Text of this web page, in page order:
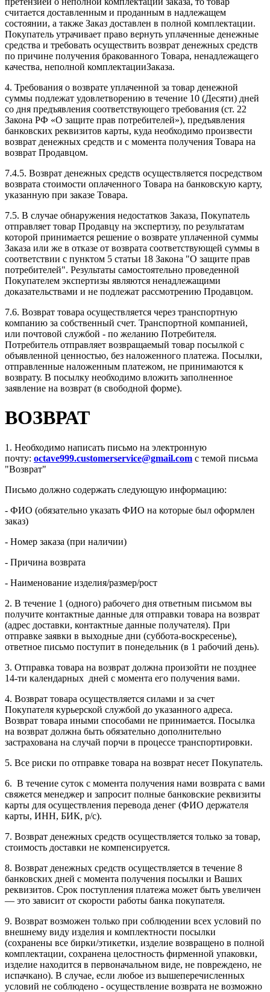
считается доставленным и проданным в надлежащем
состоянии, а также Заказ доставлен в полной комплектации.
Покупатель утрачивает право вернуть уплаченные денежные
средства и требовать осуществить возврат денежных средств
по причине получения бракованного Товара, ненадлежащего
качества, неполной комплектацииЗаказа.
4. Требования о возврате уплаченной за товар денежной
суммы подлежат удовлетворению в течение 10 (Десяти) дней
со дня предъявления соответствующего требования (ст. 22
Закона РФ «О защите прав потребителей»), предъявления
банковских реквизитов карты, куда необходимо произвести
возврат денежных средств и с момента получения Товара на
возврат Продавцом.
7.4.5. Возврат денежных средств осуществляется посредством
возврата стоимости оплаченного Товара на банковскую карту,
указанную при заказе Товара.
7.5. В случае обнаружения недостатков Заказа, Покупатель
отправляет товар Продавцу на экспертизу, по результатам
которой принимается решение о возврате уплаченной суммы
Заказа или же в отказе от возврата соответствующей суммы в
соответствии с пунктом 5 статьи 18 Закона "О защите прав
потребителей". Результаты самостоятельно проведенной
Покупателем экспертизы являются ненадлежащими
доказательствами и не подлежат рассмотрению Продавцом.
7.6. Возврат товара осуществляется через транспортную
компанию за собственный счет. Транспортной компанией,
или почтовой службой - по желанию Потребителя.
Потребитель отправляет возвращаемый товар посылкой с
объявленной ценностью, без наложенного платежа. Посылки,
отправленные наложенным платежом, не принимаются к
возврату. В посылку необходимо вложить заполненное
заявление на возврат (в свободной форме).
ВОЗВРАТ
1. Необходимо написать письмо на электронную
почту: octave999.customerservice@gmail.com с темой письма
"Возврат"
Письмо должно содержать следующую информацию:
- ФИО (обязательно указать ФИО на которые был оформлен
заказ)
- Номер заказа (при наличии)
- Причина возврата
- Наименование изделия/размер/рост
2. В течение 1 (одного) рабочего дня ответным письмом вы
получите контактные данные для отправки товара на возврат
(адрес доставки, контактные данные получателя). При
отправке заявки в выходные дни (суббота-воскресенье),
ответное письмо поступит в понедельник (в 1 рабочий день).
3. Отправка товара на возврат должна произойти не позднее
14-ти календарных дней с момента его получения вами.
4. Возврат товара осуществляется силами и за счет
Покупателя курьерской службой до указанного адреса.
Возврат товара иными способами не принимается. Посылка
на возврат должна быть обязательно дополнительно
застрахована на случай порчи в процессе транспортировки.
5. Все риски по отправке товара на возврат несет Покупатель.
6. В течение суток с момента получения нами возврата с вами
свяжется менеджер и запросит полные банковские реквизиты
карты для осуществления перевода денег (ФИО держателя
карты, ИНН, БИК, р/с).
7. Возврат денежных средств осуществляется только за товар,
стоимость доставки не компенсируется.
8. Возврат денежных средств осуществляется в течение 8
банковских дней с момента получения посылки и Ваших
реквизитов. Срок поступления платежа может быть увеличен
— это зависит от скорости работы банка покупателя.
9. Возврат возможен только при соблюдении всех условий по
внешнему виду изделия и комплектности посылки
(сохранены все бирки/этикетки, изделие возвращено в полной
комплектации, сохранена целостность фирменной упаковки,
изделие находится в первоначальном виде, не повреждено, не
испачкано). В случае, если любое из вышеперечисленных
условий не соблюдено - осуществление возврата не возможно